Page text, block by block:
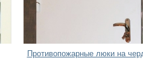
Противопожарные люки на